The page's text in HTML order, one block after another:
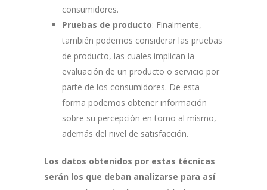
consumidores.
Pruebas de producto: Finalmente,
también podemos considerar las pruebas
de producto, las cuales implican la
evaluación de un producto o servicio por
parte de los consumidores. De esta
forma podemos obtener información
sobre su percepción en torno al mismo,
además del nivel de satisfacción.
Los datos obtenidos por estas técnicas
serán los que deban analizarse para así